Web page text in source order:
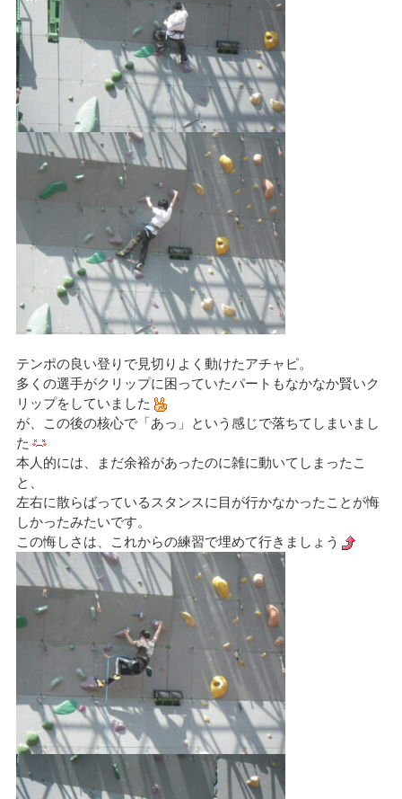
テンポの良い登りで見切りよく動けたアチャピ。
多くの選手がクリップに困っていたパートもなかなか賢いク
リップをしていました
が、この後の核心で「あっ」という感じで落ちてしまいまし
た
本人的には、まだ余裕があったのに雑に動いてしまったこ
と、
左右に散らばっているスタンスに目が行かなかったことが悔
しかったみたいです。
この悔しさは、これからの練習で埋めて行きましょう